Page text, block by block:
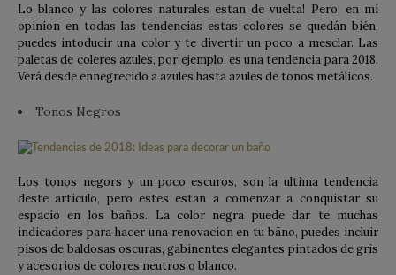
Lo blanco y las colores naturales estan de vuelta! Pero, en mí
opiníon en todas las tendencias estas colores se quedán bién,
puedes intoducir una color y te divertir un poco a mesclar. Las
paletas de coleres azules, por ejemplo, es una tendencia para 2018.
Verá desde ennegrecido a azules hasta azules de tonos metálicos.
Tonos Negros
Los tonos negors y un poco escuros, son la ultima tendencia
deste articulo, pero estes estan a comenzar a conquistar su
espacio en los baños. La color negra puede dar te muchas
indicadores para hacer una renovacíon en tu bãno, puedes incluir
pisos de baldosas oscuras, gabinentes elegantes pintados de gris
y acesorios de colores neutros o blanco.